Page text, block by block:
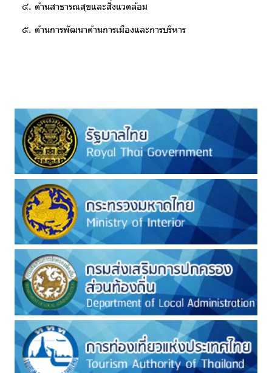
๔. ด้านสาธารณสุขและสิ่งแวดล้อม
๕. ด้านการพัฒนาด้านการเมืองและการบริหาร